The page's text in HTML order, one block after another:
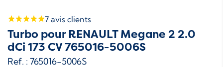
7 avis clients
Turbo pour RENAULT Megane 2 2.0
dCi 173 CV 765016-5006S
Ref. : 765016-5006S